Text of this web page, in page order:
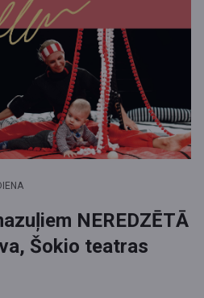
NEREDZĒTĀ
Šokio teatras